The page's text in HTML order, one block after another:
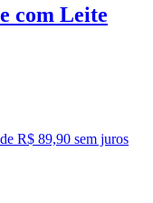
com Leite
R$ 89,90 sem juros